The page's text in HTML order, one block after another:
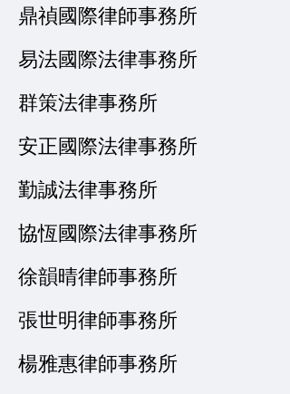
鼎禎國際律師事務所
易法國際法律事務所
群策法律事務所
安正國際法律事務所
勤誠法律事務所
協恆國際法律事務所
徐韻晴律師事務所
張世明律師事務所
楊雅惠律師事務所